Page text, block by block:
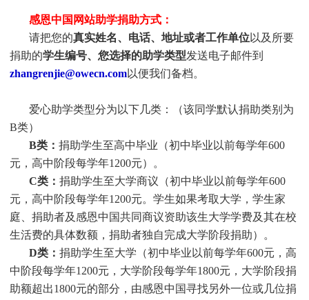
感恩中国网站助学捐助方式：
请把您的真实姓名、电话、地址或者工作单位以及所要
捐助的学生编号、您选择的助学类型发送电子邮件到
zhangrenjie@owecn.com以便我们备档。
爱心助学类型分为以下几类：（该同学默认捐助类别为
B类）
B类： 捐助学生至高中毕业（初中毕业以前每学年600
元，高中阶段每学年1200元）。
C类： 捐助学生至大学商议（初中毕业以前每学年600
元，高中阶段每学年1200元。 学生如果考取大学， 学生家
庭、捐助者及感恩中国共同商议资助该生大学学费及其在校
生活费的具体数额，捐助者独自完成大学阶段捐助）。
D类： 捐助学生至大学（初中毕业以前每学年600元，高
中阶段每学年1200元，大学阶段每学年1800元，大学阶段捐
助额超出1800元的部分，由感恩中国寻找另外一位或几位捐